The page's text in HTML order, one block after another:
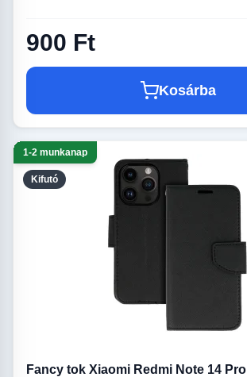
900 Ft
Kosárba
Kifutó
1-2 munkanap
Fancy tok Xiaomi Redmi Note 14